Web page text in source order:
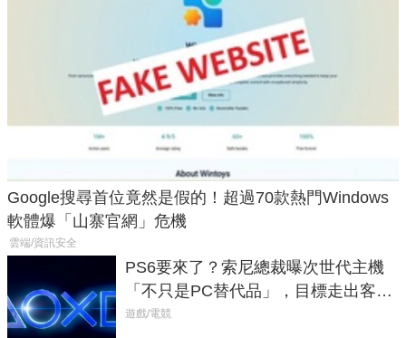
Google搜尋首位竟然是假的！超過70款熱門Windows
軟體爆「山寨官網」危機
雲端/資訊安全
PS6要來了？索尼總裁曝次世代主機
「不只是PC替代品」，目標走出客
廳、進軍電競桌面
遊戲/電競